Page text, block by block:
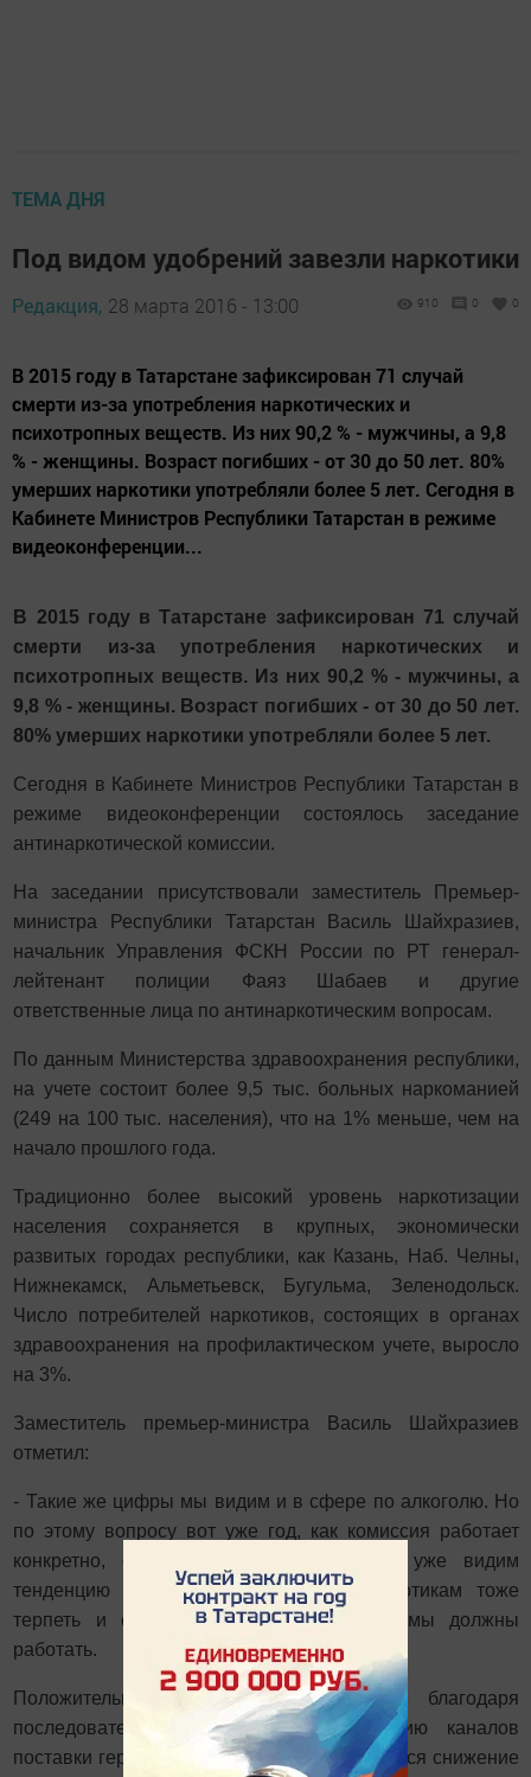
ТЕМА ДНЯ
Под видом удобрений завезли наркотики
Редакция, 28 марта 2016 - 13:00 910 0 0
В 2015 году в Татарстане зафиксирован 71 случай
смерти из-за употребления наркотических и
психотропных веществ. Из них 90,2 % - мужчины, а 9,8
% - женщины. Возраст погибших - от 30 до 50 лет. 80%
умерших наркотики употребляли более 5 лет. Сегодня в
Кабинете Министров Республики Татарстан в режиме
видеоконференции...
В 2015 году в Татарстане зафиксирован 71 случай
смерти из-за употребления наркотических и
психотропных веществ. Из них 90,2 % - мужчины, а
9,8 % - женщины. Возраст погибших - от 30 до 50 лет.
80% умерших наркотики употребляли более 5 лет.
Сегодня в Кабинете Министров Республики Татарстан в
режиме видеоконференции состоялось заседание
антинаркотической комиссии.
На заседании присутствовали заместитель Премьер-
министра Республики Татарстан Василь Шайхразиев,
начальник Управления ФСКН России по РТ генерал-
лейтенант полиции Фаяз Шабаев и другие
ответственные лица по антинаркотическим вопросам.
По данным Министерства здравоохранения республики,
на учете состоит более 9,5 тыс. больных наркоманией
(249 на 100 тыс. населения), что на 1% меньше, чем на
начало прошлого года.
Традиционно более высокий уровень наркотизации
населения сохраняется в крупных, экономически
развитых городах республики, как Казань, Наб. Челны,
Нижнекамск, Альметьевск, Бугульма, Зеленодольск.
Число потребителей наркотиков, состоящих в органах
здравоохранения на профилактическом учете, выросло
на 3%.
Заместитель премьер-министра Василь Шайхразиев
отметил:
- Такие же цифры мы видим и в сфере по алкоголю. Но
по этому вопросу вот уже год, как комиссия работает
конкретно, слаженно, и в этом плане уже видим
тенденцию в лучшую сторону. По наркотикам тоже
терпеть и соглашаться с этим нельзя, мы должны
работать.
Положительным является то, что, благодаря
последовательной работе по перекрытию каналов
поставки героина в республику, продолжается снижение